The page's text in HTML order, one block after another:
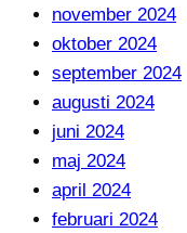
november 2024
oktober 2024
september 2024
augusti 2024
juni 2024
maj 2024
april 2024
februari 2024